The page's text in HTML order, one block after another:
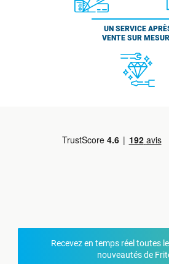
UN SERVICE
VENTE SUR
Recevez en temps réel toutes
nouveautés de